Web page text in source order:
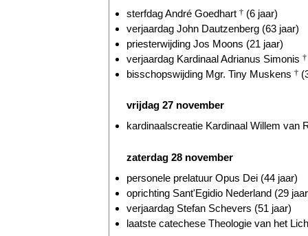
sterfdag André Goedhart † (6 jaar)
verjaardag John Dautzenberg (63 jaar)
priesterwijding Jos Moons (21 jaar)
verjaardag Kardinaal Adrianus Simonis †
bisschopswijding Mgr. Tiny Muskens †
vrijdag 27 november
kardinaalscreatie Kardinaal Willem van
zaterdag 28 november
personele prelatuur Opus Dei (44 jaar)
oprichting Sant'Egidio Nederland (29
verjaardag Stefan Schevers (51 jaar)
laatste catechese Theologie van het